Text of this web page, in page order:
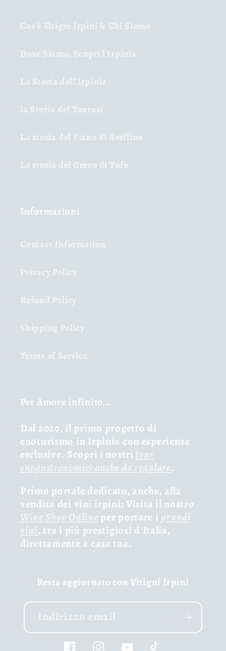
Cos'è Vitigni Irpini & Chi Siamo
Dove Siamo, Scopri l'Irpinia
La Storia dell'Irpinia
la Storia del Taurasi
La storia del Fiano di Avellino
La storia del Greco di Tufo
Informazioni
Contact Information
Privacy Policy
Refund Policy
Shipping Policy
Terms of Service
Per Amore infinito...
Dal 2020, il primo progetto di
enoturismo in Irpinia con esperienze
esclusive. Scopri i nostri tour
enogastronomici anche da regalare.
Primo portale dedicato, anche, alla
vendita dei vini irpini: Visita il nostro
Wine Shop Online per portare i grandi
vini, tra i più prestigiosi d'Italia,
direttamente a casa tua.
Resta aggiornato con Vitigni Irpini
Indirizzo email